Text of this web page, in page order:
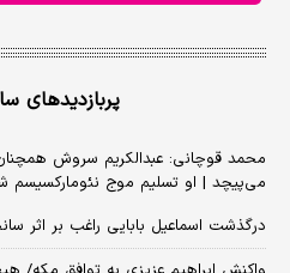
پربازدیدهای
محمد قوچانی: عبدالکریم سروش
می‌پیچد | او تسلیم موج
درگذشت اسماعیل بابایی راغب بر اثر